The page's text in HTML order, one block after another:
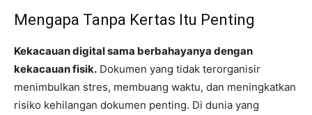
Mengapa Tanpa Kertas Itu Penting
Kekacauan digital sama berbahayanya dengan
kekacauan fisik. Dokumen yang tidak terorganisir
menimbulkan stres, membuang waktu, dan meningkatkan
risiko kehilangan dokumen penting. Di dunia yang